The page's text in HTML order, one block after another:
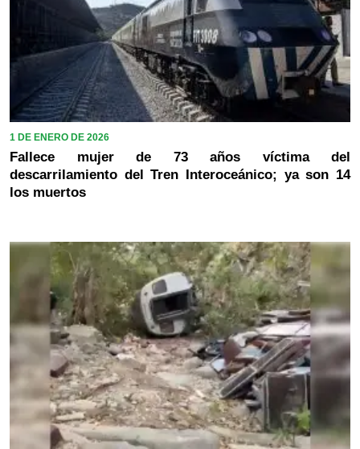
1 DE ENERO DE 2026
Fallece mujer de 73 años víctima del
descarrilamiento del Tren Interoceánico; ya son 14
los muertos